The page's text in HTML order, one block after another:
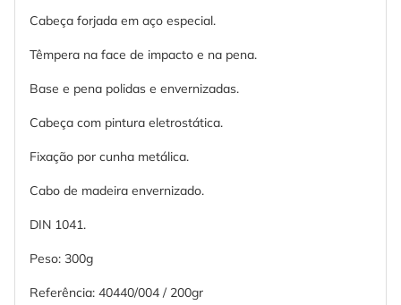
Cabeça forjada em aço especial.
Têmpera na face de impacto e na pena.
Base e pena polidas e envernizadas.
Cabeça com pintura eletrostática.
Fixação por cunha metálica.
Cabo de madeira envernizado.
DIN 1041.
Peso: 300g
Referência: 40440/004 / 200gr